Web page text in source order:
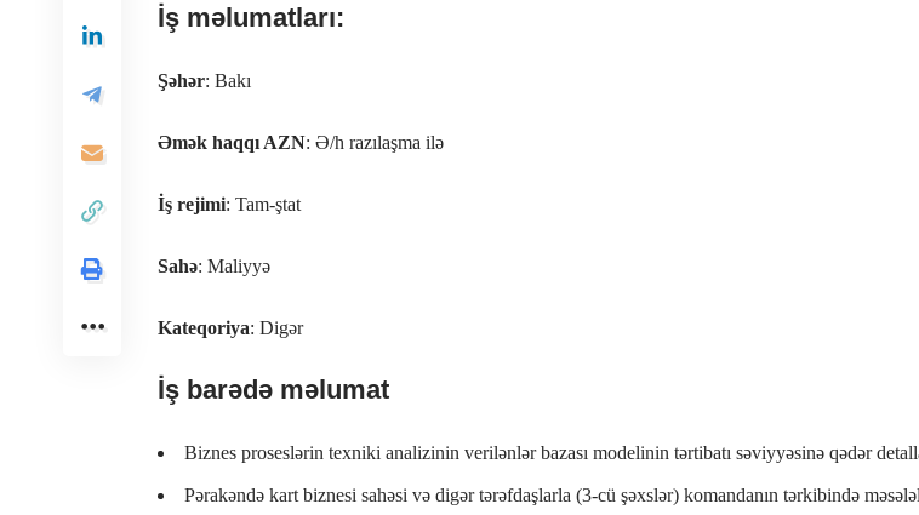
İş məlumatları:
Şəhər: Bakı
Əmək haqqı AZN: Ə/h razılaşma ilə
İş rejimi: Tam-ştat
Sahə: Maliyyə
Kateqoriya: Digər
İş barədə məlumat
Biznes proseslərin texniki analizinin verilənlər bazası modelinin tərtibatı səviyyəsinə qədər
Pərakəndə kart biznesi sahəsi və digər tərəfdaşlarla (3-cü şəxslər) komandanın tərkibində